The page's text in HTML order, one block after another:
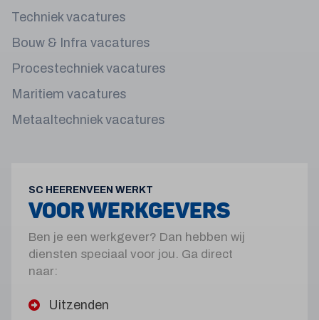
Techniek vacatures
Bouw & Infra vacatures
Procestechniek vacatures
Maritiem vacatures
Metaaltechniek vacatures
SC HEERENVEEN WERKT
VOOR WERKGEVERS
Ben je een werkgever? Dan hebben wij
diensten speciaal voor jou. Ga direct
naar:
Uitzenden